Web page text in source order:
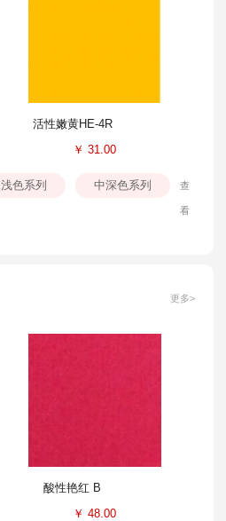
活性嫩黄HE-4R
￥ 31.00
浅色系列 中深色系列 查
看
更多>
酸性艳红 B
￥ 48.00